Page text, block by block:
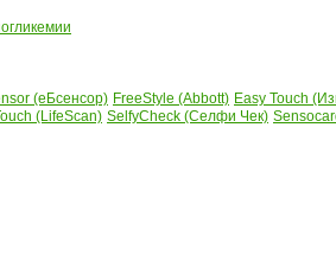
(еБсенсор) FreeStyle (Abbott) Easy Touch
(LifeScan) SelfyCheck (Селфи Чек)